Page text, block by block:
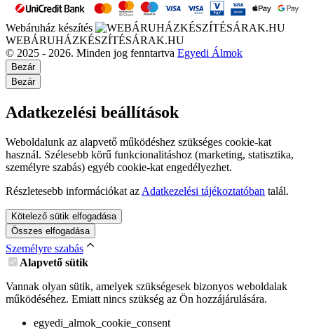
Webáruház készítés
WEBÁRUHÁZKÉSZÍTÉSÁRAK.HU
© 2025 - 2026. Minden jog fenntartva Egyedi Álmok
Bezár
Bezár
Adatkezelési beállítások
Weboldalunk az alapvető működéshez szükséges cookie-kat
használ. Szélesebb körű funkcionalitáshoz (marketing, statisztika,
személyre szabás) egyéb cookie-kat engedélyezhet.
Részletesebb információkat az Adatkezelési tájékoztatóban talál.
Kötelező sütik elfogadása
Összes elfogadása
Személyre szabás
Alapvető sütik
Vannak olyan sütik, amelyek szükségesek bizonyos weboldalak
működéséhez. Emiatt nincs szükség az Ön hozzájárulására.
egyedi_almok_cookie_consent